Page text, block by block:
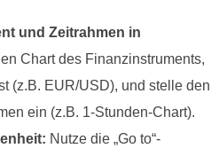
und Zeitrahmen in
Chart des Finanzinstruments,
(z.B. EUR/USD), und stelle den
ein (z.B. 1-Stunden-Chart).
Nutze die „Go to“-